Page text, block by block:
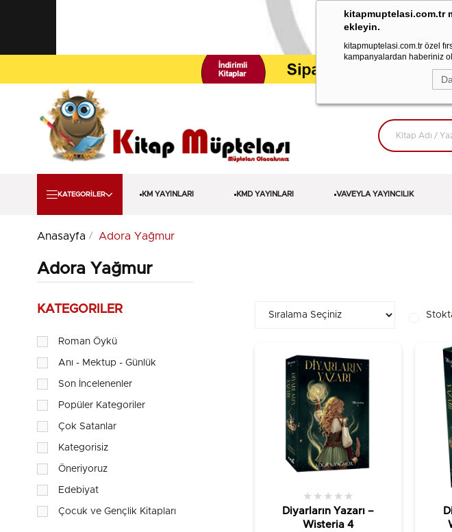
kitapmuptelasi.com.tr
ekleyin.
kitapmuptelasi.com.tr özel
kampanyalardan haberiniz
KATEGORİLER KM YAYINLARI KMD YAYINLARI VAVEYLA YAYINCILIK
Anasayfa Adora Yağmur
Adora Yağmur
KATEGORILER
Roman Öykü
Anı - Mektup - Günlük
Son İncelenenler
Popüler Kategoriler
Çok Satanlar
Kategorisiz
Öneriyoruz
Edebiyat
Çocuk ve Gençlik Kitapları
Diyarların Yazarı –
Wisteria 4
★ ★ ★ ★ ★